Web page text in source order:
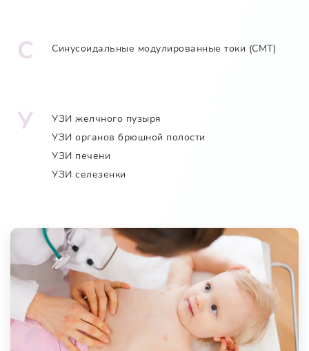
С Синусоидальные модулированные токи (СМТ)
У
УЗИ желчного пузыря
УЗИ органов брюшной полости
УЗИ печени
УЗИ селезенки